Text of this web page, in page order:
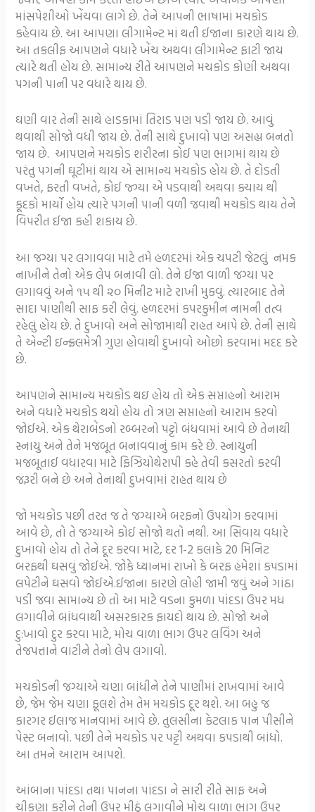
માંસપેશીઓ ખેંચવા લાગે છે. તેને આપની ભાષામાં મચકોડ
કહેવાય છે. આ આપણા લીગામેન્ટ માં થતી ઈજાના કારણે થાય છે.
આ તકલીફ આપણને વધારે ખેંચ અથવા લીગામેન્ટ ફાટી જાય
ત્યારે થતી હોય છે. સામાન્ય રીતે આપણને મચકોડ કોણી અથવા
પગની પાની પર વધારે થાય છે.
ઘણી વાર તેની સાથે હાડકામાં તિરાડ પણ પડી જાય છે. આવું
થવાથી સોજો વધી જાય છે. તેની સાથે દુખાવો પણ અસહ્ય બનતો
જાય છે. આપણને મચકોડ શરીરના કોઈ પણ ભાગમાં થાય છે
પરંતુ પગની ઘૂટીમાં થાય એ સામાન્ય મચકોડ હોય છે. તે દોડતી
વખતે, ફરતી વખતે, કોઈ જ્ગ્યા એ પડવાથી અથવા ક્યાય થી
કૂદકો માર્યો હોય ત્યારે પગની પાની વળી જવાથી મચકોડ થાય તેને
વિપરીત ઈજા કહી શકાય છે.
આ જગ્યા પર લગાવવા માટે તમે હળદરમાં એક ચપટી જેટલું નમક
નાખીને તેનો એક લેપ બનાવી લો. તેને ઈજા વાળી જગ્યા પર
લગાવવું અને ૧૫ થી ૨૦ મિનીટ માટે રાખી મુકવું. ત્યારબાદ તેને
સાદા પાણીથી સાફ કરી લેવું. હળદરમાં કપરકુમીન નામની તત્વ
રહેલું હોય છે. તે દુખાવો અને સોજામાથી રાહત આપે છે. તેની સાથે
તે એન્ટી ઇન્ફ્ર્લમેત્રી ગુણ હોવાથી દુખાવો ઓછો કરવામાં મદદ કરે
છે.
આપણને સામાન્ય મચકોડ થઇ હોય તો એક સપ્તાહનો આરામ
અને વધારે મચકોડ થયો હોય તો ત્રણ સપ્તાહનો આરામ કરવો
જોઈએ. એક થેરાબેંડનો રબ્બરનો પટ્ટો બંધવામાં આવે છે તેનાથી
સ્નાયુ અને તેને મજબૂત બનાવવાનું કામ કરે છે. સ્નાયુની
મજબૂતાઈ વધારવા માટે ફિઝિયોથેરાપી કહે તેવી કસરતો કરવી
જરૂરી બને છે અને તેનાથી દુખવામાં રાહત થાય છે
જો મચકોડ પછી તરત જ તે જગ્યાએ બરફનો ઉપયોગ કરવામાં
આવે છે, તો તે જગ્યાએ કોઈ સોજો થતો નથી. આ સિવાય વધારે
દુખાવો હોય તો તેને દૂર કરવા માટે, દર 1-2 કલાકે 20 મિનિટ
બરફથી ઘસવું જોઈએ. જોકે ધ્યાનમાં રાખો કે બરફ હંમેશાં કપડામાં
લપેટીને ઘસવો જોઈએ.ઈજાના કારણે લોહી જામી જવું અને ગાંઠા
પડી જવા સામાન્ય છે તો આ માટે વડના કુમળા પાંદડા ઉપર મધ
લગાવીને બાંધવાથી અસરકારક ફાયદો થાય છે. સોજો અને
દુ:ખાવો દુર કરવા માટે, મોચ વાળા ભાગ ઉપર લવિંગ અને
તેજપત્તાને વાટીને તેનો લેપ લગાવો.
મચકોડની જગ્યાએ ચણા બાંધીને તેને પાણીમાં રાખવામાં આવે
છે, જેમ જેમ ચણા ફૂલશે તેમ તેમ મચકોડ દૂર થશે. આ બહુ જ
કારગર ઈલાજ માનવામાં આવે છે. તુલસીના કેટલાક પાન પીસીને
પેસ્ટ બનાવો. પછી તેને મચકોડ પર પટ્ટી અથવા કપડાથી બાંધો.
આ તમને આરામ આપશે.
આંબાના પાંદડા તથા પાનના પાંદડા ને સારી રીતે સાફ અને
ચીકણા કરીને તેની ઉપર મીઠું લગાવીને મોચ વાળા ભાગ ઉપર